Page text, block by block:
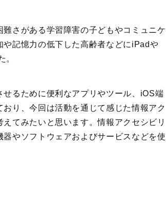
さがある学習障害の子どもやコミュニケ
記憶力の低下した高齢者などにiPadや
。
るために便利なアプリやツール、iOS端
り、今回は活動を通じて感じた情報アク
てみたいと思います。情報アクセシビリ
やソフトウェアおよびサービスなどを使